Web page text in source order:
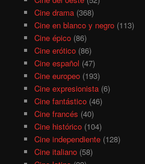
Cine drama(368)
Cine en blanco y negro(113)
Cine épico(86)
Cine erótico(86)
Cine español (47)
Cine europeo(193)
Cine expresionista(6)
Cine fantástico(46)
Cine francés (40)
Cine histórico(104)
Cine independiente(128)
Cine italiano(58)